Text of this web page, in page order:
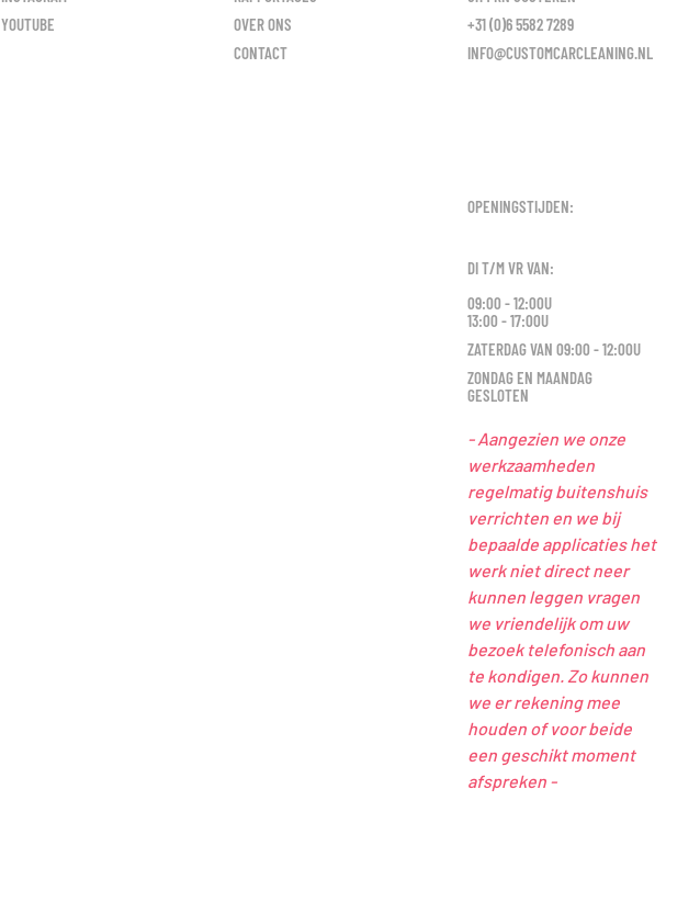
YOUTUBE
OVER ONS
CONTACT
+31 (0)6 5582 7289
INFO@CUSTOMCARCLEANING.NL
OPENINGSTIJDEN:
DI T/M VR VAN:
09:00 - 12:00U
13:00 - 17:00U
ZATERDAG VAN 09:00 - 12:00U
ZONDAG EN MAANDAG
GESLOTEN
- Aangezien we onze
werkzaamheden
regelmatig buitenshuis
verrichten en we bij
bepaalde applicaties het
werk niet direct neer
kunnen leggen vragen
we vriendelijk om uw
bezoek telefonisch aan
te kondigen. Zo kunnen
we er rekening mee
houden of voor beide
een geschikt moment
afspreken -